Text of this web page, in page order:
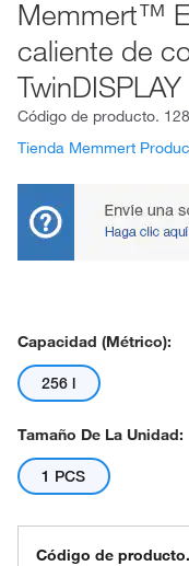
Memmert™
caliente de
TwinDISPLAY
Código de producto.
Tienda Memmert
Capacidad (métrico):
256 l
Tamaño De La Unidad:
1 PCS
Código de producto.